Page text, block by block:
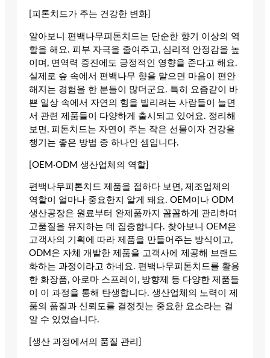
[피톤치드가 주는 건강한 변화]
알아보니 편백나무피톤치드는 단순한 향기 이상의 역
할을 해요. 피부 자극을 줄여주고, 심리적 안정감을 높
이며, 면역력 증진에도 긍정적인 영향을 준다고 해요.
실제로 숲 속에서 편백나무 향을 맡으면 마음이 편안
해지는 경험을 한 분들이 많더군요. 특히 요즘같이 바
쁜 일상 속에서 자연의 힘을 빌리려는 사람들이 늘면
서 관련 제품들이 다양하게 출시되고 있어요. 정리해
보면, 피톤치드는 자연이 주는 작은 선물이자 건강을
챙기는 좋은 방법 중 하나인 셈입니다.
[OEM·ODM 생산업체의 역할]
편백나무피톤치드 제품을 접하다 보면, 제조업체의
역할이 얼마나 중요한지 알게 돼요. OEM이나 ODM
생산공장은 원료부터 완제품까지 꼼꼼하게 관리하며
고품질을 유지하는 데 집중합니다. 찾아보니 OEM은
고객사의 기획에 따라 제품을 만들어주는 방식이고,
ODM은 자체 개발한 제품을 고객사에 제공해 브랜드
화하는 과정이라고 하네요. 편백나무피톤치드를 활용
한 화장품, 아로마 스프레이, 방향제 등 다양한 제품들
이 이 과정을 통해 탄생합니다. 생산업체의 노력이 제
품의 품질과 신뢰도를 결정짓는 중요한 요소라는 걸
알 수 있었습니다.
[생산 과정에서의 품질 관리]